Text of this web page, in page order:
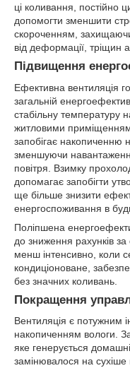
ці коливання, постійно
допомогти зменшити
скороченням,
від деформації, тріщин
Підвищення
Ефективна вентиляція
загальній
стабільну температуру
житловими
запобігає накопиченню
зменшуючи
повітря. Взимку
допомагає запобігти
ще більше знизити
енергоспоживання в
Поліпшена
до зниження рахунків
менш інтенсивно, коли
кондиціоноване,
без значних коливань.
Покращення
Вентиляція є потужним
накопиченням вологи.
яке генерується
замінювалося на сухіше